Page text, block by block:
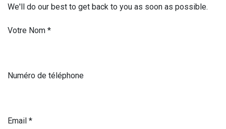
We'll do our best to get back to you as soon as possible.
Votre Nom *
Numéro de téléphone
Email *